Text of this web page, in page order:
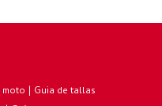
| Guia de tallas